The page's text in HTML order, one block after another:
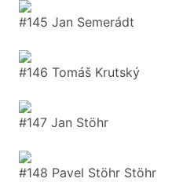
#145 Jan Semerádt
#146 Tomáš Krutský
#147 Jan Stöhr
#148 Pavel Stöhr Stöhr